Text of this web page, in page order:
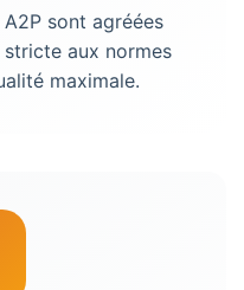
sont agréées
aux normes
maximale.